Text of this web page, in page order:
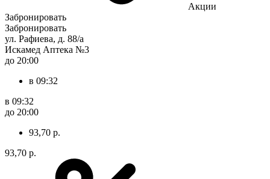
Акции
Забронировать
Забронировать
ул. Рафиева, д. 88/а
Искамед Аптека №3
до 20:00
в 09:32
в 09:32
до 20:00
93,70 р.
93,70 р.